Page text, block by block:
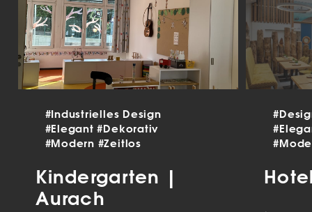
#Industrielles Design
#Elegant#Dekorativ
#Modern #Zeitlos
Kindergarten |
Aurach